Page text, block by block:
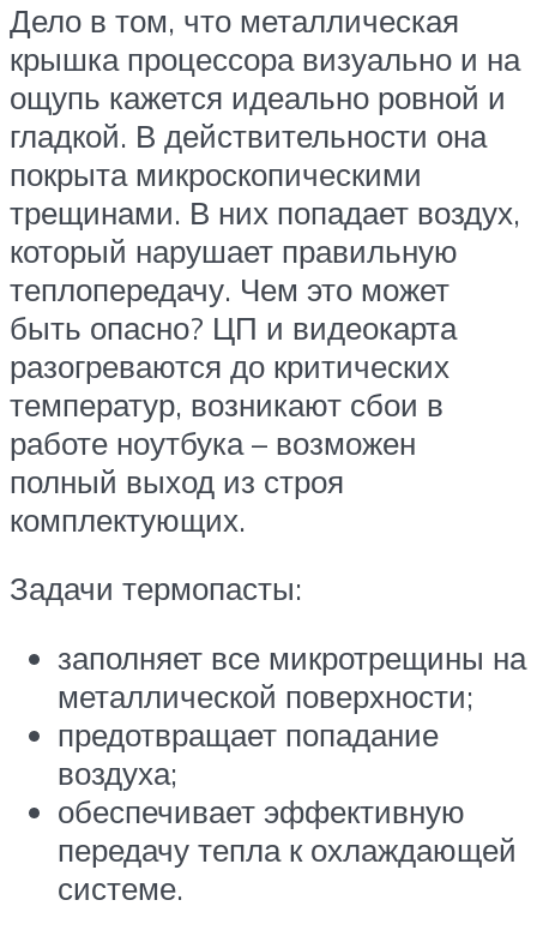
Дело в том, что металлическая
крышка процессора визуально и на
ощупь кажется идеально ровной и
гладкой. В действительности она
покрыта микроскопическими
трещинами. В них попадает воздух,
который нарушает правильную
теплопередачу. Чем это может
быть опасно? ЦП и видеокарта
разогреваются до критических
температур, возникают сбои в
работе ноутбука – возможен
полный выход из строя
комплектующих.
Задачи термопасты:
заполняет все микротрещины на
металлической поверхности;
предотвращает попадание
воздуха;
обеспечивает эффективную
передачу тепла к охлаждающей
системе.